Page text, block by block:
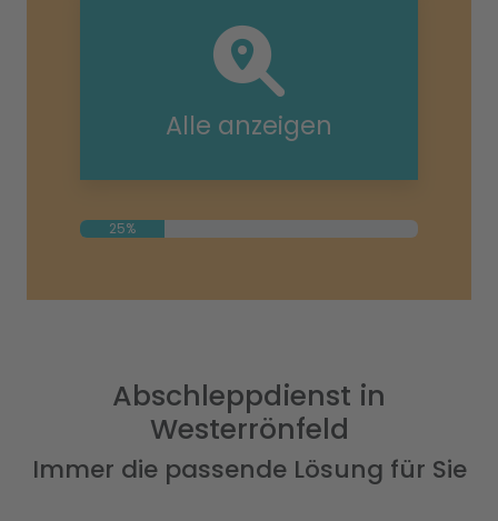
Alle anzeigen
25%
Abschleppdienst in
Westerrönfeld
Immer die passende Lösung für Sie